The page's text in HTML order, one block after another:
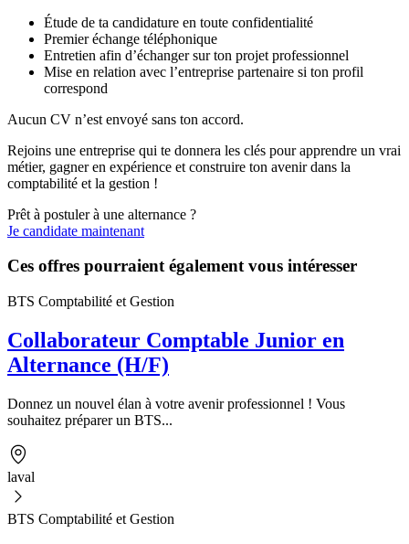
Étude de ta candidature en toute confidentialité
Premier échange téléphonique
Entretien afin d’échanger sur ton projet professionnel
Mise en relation avec l’entreprise partenaire si ton profil
correspond
Aucun CV n’est envoyé sans ton accord.
Rejoins une entreprise qui te donnera les clés pour apprendre un vrai
métier, gagner en expérience et construire ton avenir dans la
comptabilité et la gestion !
Prêt à postuler à une alternance ?
Je candidate maintenant
Ces offres pourraient également vous intéresser
BTS Comptabilité et Gestion
Collaborateur Comptable Junior en
Alternance (H/F)
Donnez un nouvel élan à votre avenir professionnel ! Vous
souhaitez préparer un BTS...
laval
BTS Comptabilité et Gestion